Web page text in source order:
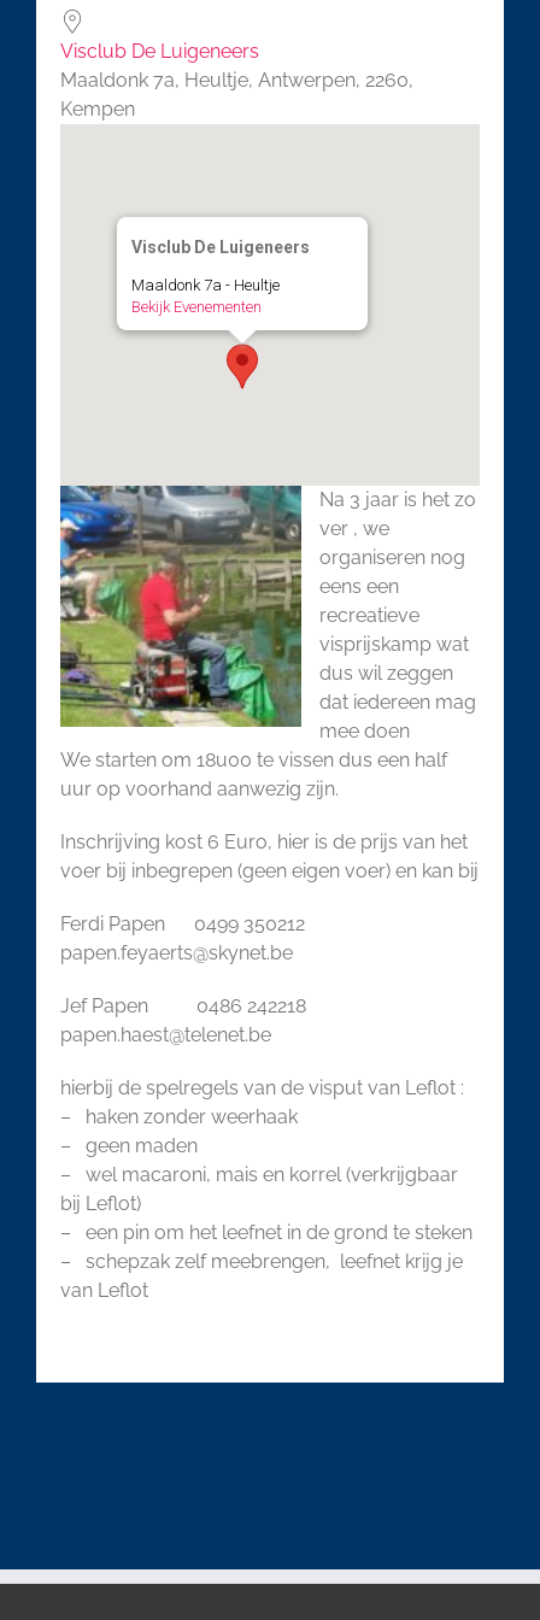
Visclub De Luigeneers
Maaldonk 7a, Heultje, Antwerpen, 2260,
Kempen
Visclub De Luigeneers
Maaldonk 7a - Heultje
Bekijk Evenementen
Na 3 jaar is het zo
ver , we
organiseren nog
eens een
recreatieve
visprijskamp wat
dus wil zeggen
dat iedereen mag
mee doen
We starten om 18u00 te vissen dus een half
uur op voorhand aanwezig zijn.
Inschrijving kost 6 Euro, hier is de prijs van het
voer bij inbegrepen (geen eigen voer) en kan bij
Ferdi Papen 0499 350212
papen.feyaerts@skynet.be
Jef Papen 0486 242218
papen.haest@telenet.be
hierbij de spelregels van de visput van Leflot :
– haken zonder weerhaak
– geen maden
– wel macaroni, mais en korrel (verkrijgbaar
bij Leflot)
– een pin om het leefnet in de grond te steken
– schepzak zelf meebrengen, leefnet krijg je
van Leflot